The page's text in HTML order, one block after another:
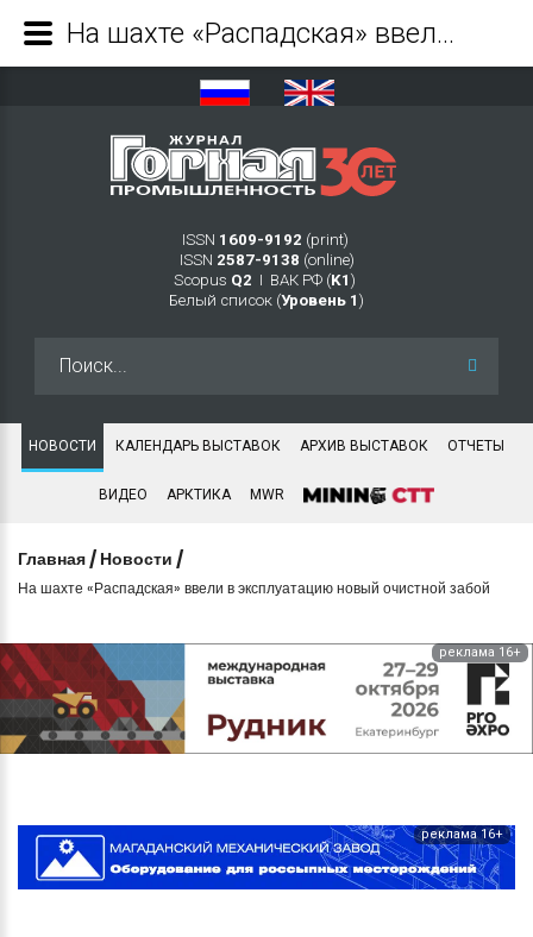
ISSN 1609-9192 (print)
ISSN 2587-9138 (online)
Scopus Q2 Ι ВАК РФ (K1 )
Белый список (Уровень 1 )
НОВОСТИ КАЛЕНДАРЬ ВЫСТАВОК АРХИВ ВЫСТАВОК ОТЧЕТЫ
ВИДЕО АРКТИКА MWR
Главная / Новости /
На шахте «Распадская» ввели в эксплуатацию новый очистной забой
реклама 16+
реклама 16+
На шахте «Распадская» ввели в эксплуатацию новый очистной забой - Журнал Горная промышленность